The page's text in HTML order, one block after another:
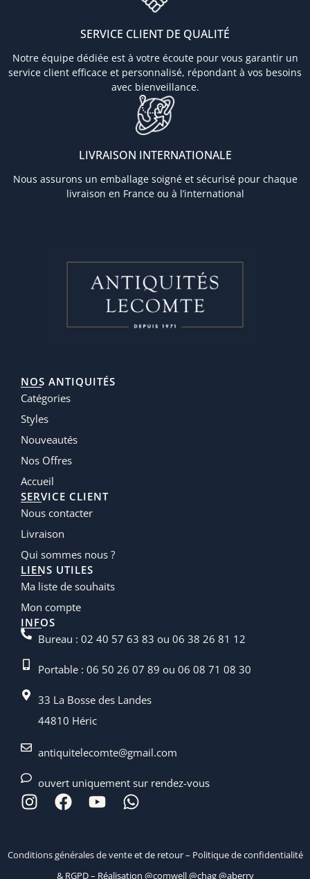
SERVICE CLIENT DE QUALITÉ
Notre équipe dédiée est à votre écoute pour vous garantir un
service client efficace et personnalisé, répondant à vos besoins
avec bienveillance.
LIVRAISON INTERNATIONALE
Nous assurons un emballage soigné et sécurisé pour chaque
livraison en France ou à l’international
NOS ANTIQUITÉS
Catégories
Styles
Nouveautés
Nos Offres
Accueil
SERVICE CLIENT
Nous contacter
Livraison
Qui sommes nous ?
LIENS UTILES
Ma liste de souhaits
Mon compte
INFOS
Bureau : 02 40 57 63 83 ou 06 38 26 81 12
Portable : 06 50 26 07 89 ou 06 08 71 08 30
33 La Bosse des Landes
44810 Héric
antiquitelecomte@gmail.com
ouvert uniquement sur rendez-vous
Conditions générales de venteet de retour – Politique de confidentialité
& RGPD – Réalisation @comwell@chag @aberry